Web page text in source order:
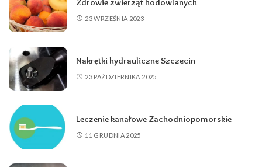
23 WRZEŚNIA 2023
Nakrętki hydrauliczne Szczecin
23 PAŹDZIERNIKA 2025
Leczenie kanałowe Zachodniopomorskie
11 GRUDNIA 2025